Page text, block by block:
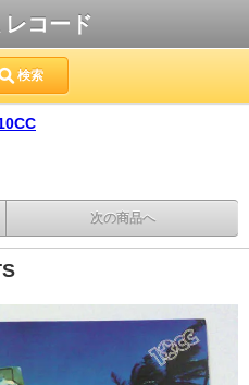
レコード
検索
次の商品へ